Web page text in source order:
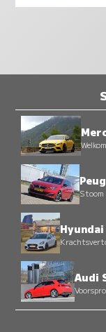
Stoom
Audi